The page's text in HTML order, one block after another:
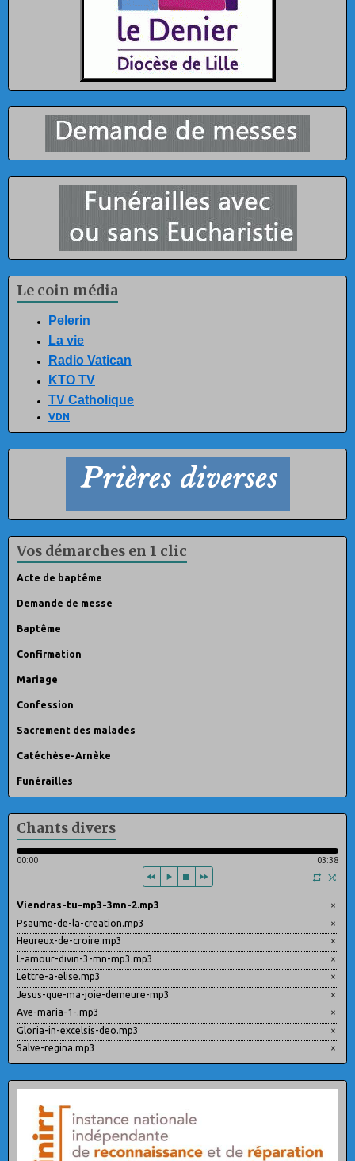
Le coin média
Pelerin
La vie
Radio Vatican
KTO TV
TV Catholique
VDN
Vos démarches en 1 clic
Acte de baptême
Demande de messe
Baptême
Confirmation
Mariage
Confession
Sacrement des malades
Catéchèse-Arnèke
Funérailles
Chants divers
00:00 03:38
×
Viendras-tu-mp3-3mn-2.mp3
×
Psaume-de-la-creation.mp3
×
Heureux-de-croire.mp3
×
L-amour-divin-3-mn-mp3.mp3
×
Lettre-a-elise.mp3
×
Jesus-que-ma-joie-demeure-mp3
×
Ave-maria-1-.mp3
×
Gloria-in-excelsis-deo.mp3
×
Salve-regina.mp3